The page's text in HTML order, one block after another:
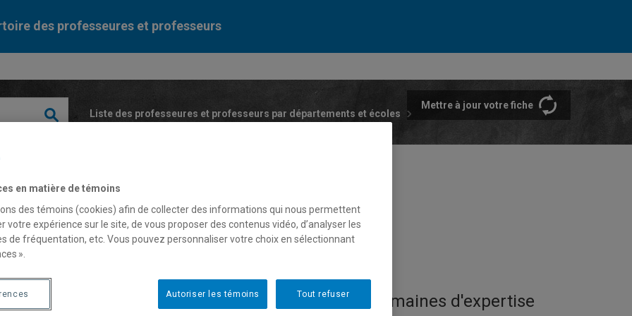
des professeures et professeurs
Liste des professeures et professeurs par départements et écoles
Mettre à jour votre fiche
Andrée Caron
Domaines d'expertise
en matière de témoins
des témoins (cookies) afin de collecter des informations qui nous permettent
votre expérience sur le site, de vous proposer des contenus vidéo, d’analyser les
de fréquentation, etc. Vous pouvez personnaliser votre choix en sélectionnant
».
Tout refuser
Autoriser les témoins